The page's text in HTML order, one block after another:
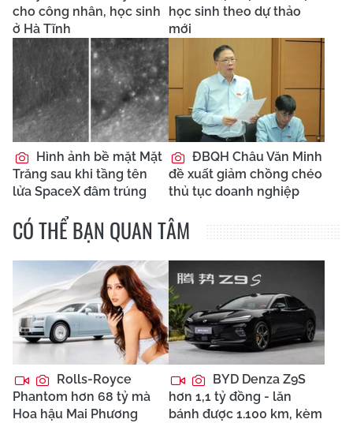
cho công nhân, học sinh
ở Hà Tĩnh
học sinh theo dự thảo
mới
Hình ảnh bề mặt Mặt
Trăng sau khi tầng tên
lửa SpaceX đâm trúng
ĐBQH Châu Văn Minh
đề xuất giảm chồng chéo
thủ tục doanh nghiệp
CÓ THỂ BẠN QUAN TÂM
Rolls-Royce
Phantom hơn 68 tỷ mà
Hoa hậu Mai Phương
BYD Denza Z9S
hơn 1,1 tỷ đồng - lăn
bánh được 1.100 km, kèm